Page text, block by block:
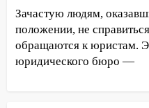
07:18 В Ульяновск
погода в четверг
06:00 Четыре года
юристы помогли
Зачастую людям,
положении, не
обращаются к юристам.
юридического бюро —